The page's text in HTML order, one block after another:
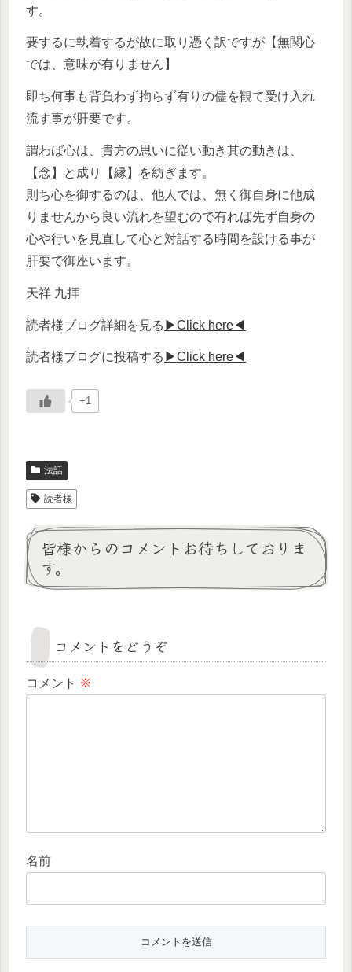
す。
要するに執着するが故に取り憑く訳ですが【無関心
では、意味が有りません】
即ち何事も背負わず拘らず有りの儘を観て受け入れ
流す事が肝要です。
謂わば心は、貴方の思いに従い動き其の動きは、
【念】と成り【縁】を紡ぎます。
則ち心を御するのは、他人では、無く御自身に他成
りませんから良い流れを望むので有れば先ず自身の
心や行いを見直して心と対話する時間を設ける事が
肝要で御座います。
天祥 九拝
読者様ブログ詳細を見る ▶Click here◀
読者様ブログに投稿する ▶Click here◀
+1
法話
読者様
皆様からのコメントお待ちしておりま
す。
コメントをどうぞ
コメント ※
名前